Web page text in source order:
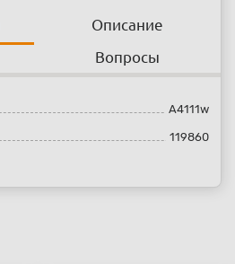
Описание
Вопросы
A4111w
119860